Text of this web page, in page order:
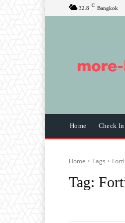
32.8 C Bangkok
Home Check In
Home Tags
Tag: